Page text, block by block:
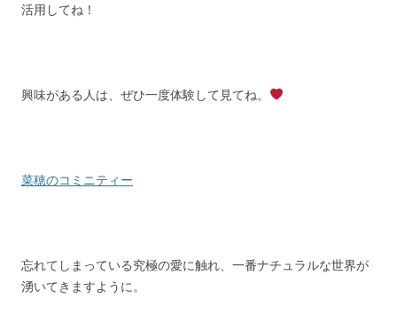
活用してね！
興味がある人は、ぜひ一度体験して見てね。
菜穂のコミニティー
忘れてしまっている究極の愛に触れ、一番ナチュラルな世界が
湧いてきますように。